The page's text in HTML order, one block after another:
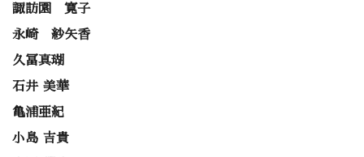
諏訪園 寛子
永崎 紗矢香
久冨真瑚
石井 美華
亀浦亜紀
小島 吉貴